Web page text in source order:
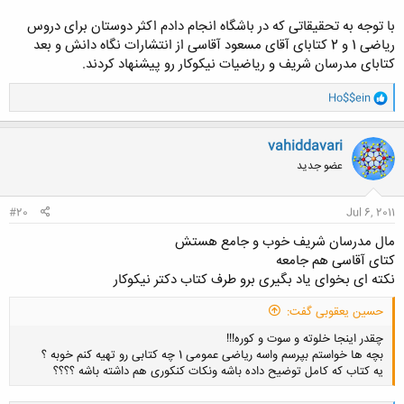
کلیک کنید تا باز شود...
با توجه به تحقیقاتی که در باشگاه انجام دادم اکثر دوستان برای دروس
ریاضی 1 و 2 کتابای آقای مسعود آقاسی از انتشارات نگاه دانش و بعد
کتابای مدرسان شریف و ریاضیات نیکوکار رو پیشنهاد کردند.
و
ا
ک
ن
ش
ه
ا
Ho$$ein
vahiddavari
عضو جدید
Jul 6, 2011
#20
مال مدرسان شریف خوب و جامع هستش
کتای آقاسی هم جامعه
نکته ای بخوای یاد بگیری برو طرف کتاب دکتر نیکوکار
حسین یعقوبی گفت:
چقدر اینجا خلوته و سوت و کوره!!!
بچه ها خواستم بپرسم واسه ریاضی عمومی 1 چه کتابی رو تهیه کنم خوبه ؟
یه کتاب که کامل توضیح داده باشه ونکات کنکوری هم داشته باشه ؟؟؟؟